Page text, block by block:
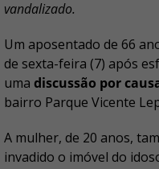
vandalizado.
Um aposentado de 66
de sexta-feira (7) após
uma discussão por
bairro Parque Vicente
A mulher, de 20 anos,
invadido o imóvel do